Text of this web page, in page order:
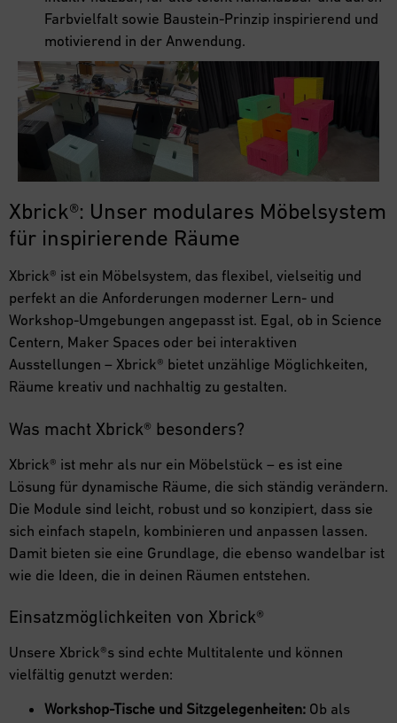
Farbvielfalt sowie Baustein-Prinzip inspirierend und
motivierend in der Anwendung.
Xbrick®: Unser modulares Möbelsystem
für inspirierende Räume
Xbrick® ist ein Möbelsystem, das flexibel, vielseitig und
perfekt an die Anforderungen moderner Lern- und
Workshop-Umgebungen angepasst ist. Egal, ob in Science
Centern, Maker Spaces oder bei interaktiven
Ausstellungen – Xbrick® bietet unzählige Möglichkeiten,
Räume kreativ und nachhaltig zu gestalten.
Was macht Xbrick® besonders?
Xbrick® ist mehr als nur ein Möbelstück – es ist eine
Lösung für dynamische Räume, die sich ständig verändern.
Die Module sind leicht, robust und so konzipiert, dass sie
sich einfach stapeln, kombinieren und anpassen lassen.
Damit bieten sie eine Grundlage, die ebenso wandelbar ist
wie die Ideen, die in deinen Räumen entstehen.
Einsatzmöglichkeiten von Xbrick®
Unsere Xbrick®s sind echte Multitalente und können
vielfältig genutzt werden:
Workshop-Tische und Sitzgelegenheiten: Ob als